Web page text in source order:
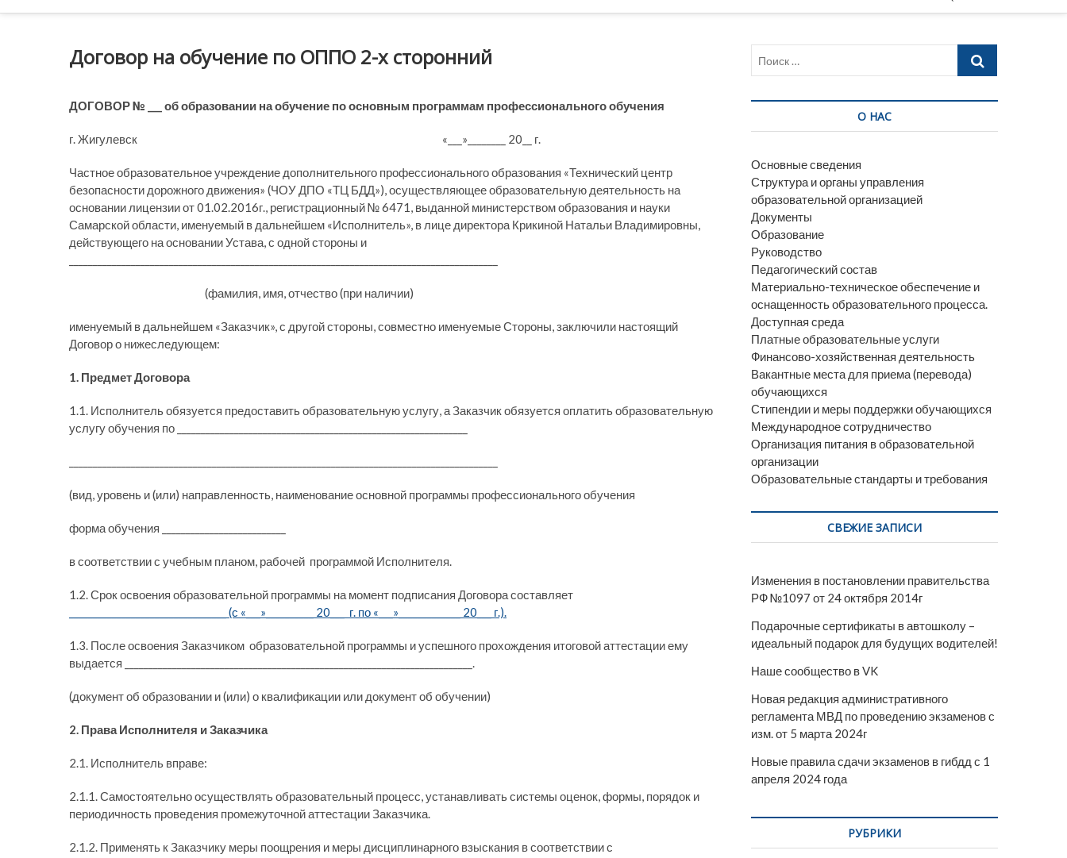
u
B
u
o
Договор на обучение по ОППО 2-х сторонний
ДОГОВОР № ___ об образовании на обучение по основным программам профессионального обучения
г. Жигулевск «___»________ 20__ г.
Частное образовательное учреждение дополнительного профессионального образования «Технический центр
безопасности дорожного движения» (ЧОУ ДПО «ТЦ БДД»), осуществляющее образовательную деятельность на
основании лицензии от 01.02.2016г., регистрационный № 6471, выданной министерством образования и науки
Самарской области, именуемый в дальнейшем «Исполнитель», в лице директора Крикиной Натальи Владимировны,
действующего на основании Устава, с одной стороны и
(фамилия, имя, отчество (при наличии)
именуемый в дальнейшем «Заказчик», с другой стороны, совместно именуемые Стороны, заключили настоящий
Договор о нижеследующем:
1. Предмет Договора
1.1. Исполнитель обязуется предоставить образовательную услугу, а Заказчик обязуется оплатить образовательную
услугу обучения по _____________________________________________________________
(вид, уровень и (или) направленность, наименование основной программы профессионального обучения
форма обучения __________________________
в соответствии с учебным планом, рабочей программой Исполнителя.
1.2. Срок освоения образовательной программы на момент подписания Договора составляет
_________________________________ (с «___»__________ 20___ г. по «___»_____________ 20___ г.).
1.3. После освоения Заказчиком образовательной программы и успешного прохождения итоговой аттестации ему
выдается _________________________________________________________________________.
(документ об образовании и (или) о квалификации или документ об обучении)
2. Права Исполнителя и Заказчика
2.1. Исполнитель вправе:
2.1.1. Самостоятельно осуществлять образовательный процесс, устанавливать системы оценок, формы, порядок и
периодичность проведения промежуточной аттестации Заказчика.
2.1.2. Применять к Заказчику меры поощрения и меры дисциплинарного взыскания в соответствии с
Поиск
О НАС
Основные сведения
Структура и органы управления
образовательной организацией
Документы
Образование
Руководство
Педагогический состав
Материально-техническое обеспечение и
оснащенность образовательного процесса.
Доступная среда
Платные образовательные услуги
Финансово-хозяйственная деятельность
Вакантные места для приема (перевода)
обучающихся
Стипендии и меры поддержки обучающихся
Международное сотрудничество
Организация питания в образовательной
организации
Образовательные стандарты и требования
СВЕЖИЕ ЗАПИСИ
Изменения в постановлении правительства
РФ №1097 от 24 октября 2014г
Подарочные сертификаты в автошколу –
идеальный подарок для будущих водителей!
Наше сообщество в VK
Новая редакция административного
регламента МВД по проведению экзаменов с
изм. от 5 марта 2024г
Новые правила сдачи экзаменов в гибдд с 1
апреля 2024 года
РУБРИКИ